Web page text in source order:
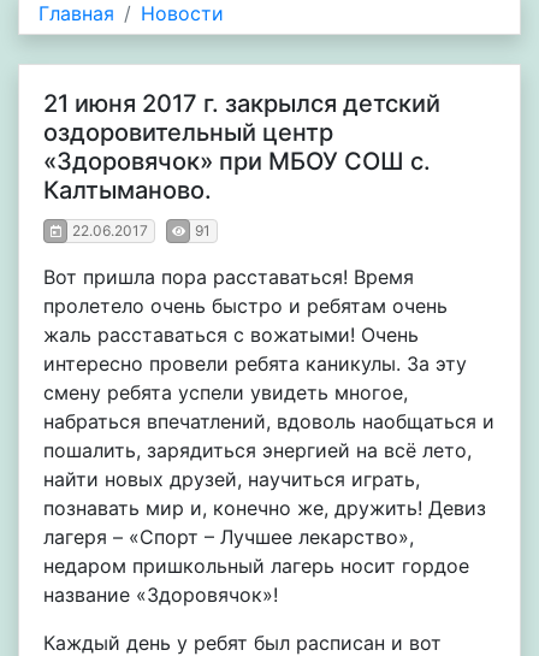
Главная Новости
21 июня 2017 г. закрылся детский
оздоровительный центр
«Здоровячок» при МБОУ СОШ с.
Калтыманово.
22.06.2017 91
Вот пришла пора расставаться! Время
пролетело очень быстро и ребятам очень
жаль расставаться с вожатыми! Очень
интересно провели ребята каникулы. За эту
смену ребята успели увидеть многое,
набраться впечатлений, вдоволь наобщаться и
пошалить, зарядиться энергией на всё лето,
найти новых друзей, научиться играть,
познавать мир и, конечно же, дружить! Девиз
лагеря – «Спорт – Лучшее лекарство»,
недаром пришкольный лагерь носит гордое
название «Здоровячок»!
Каждый день у ребят был расписан и вот